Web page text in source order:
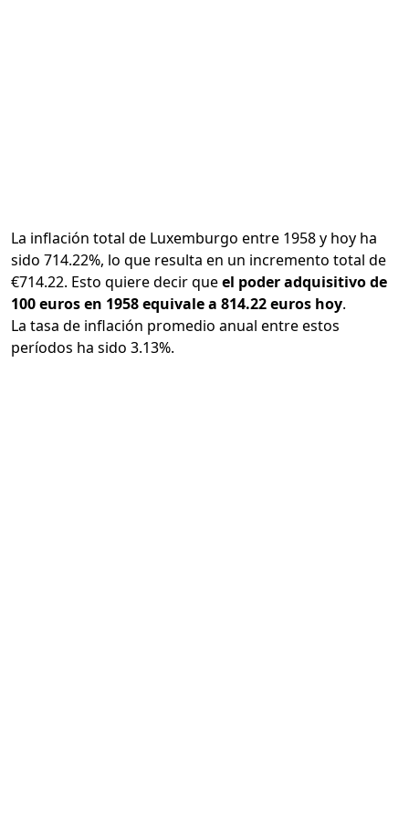
La inflación total de Luxemburgo entre 1958 y hoy ha
sido 714.22%, lo que resulta en un incremento total de
€714.22. Esto quiere decir queel poder adquisitivo de
100 euros en 1958 equivale a 814.22 euros hoy.
La tasa de inflación promedio anual entre estos
períodos ha sido 3.13%.